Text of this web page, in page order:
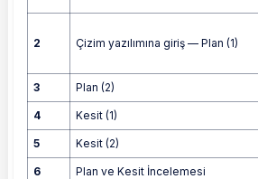
2 Çizim yazılımına giriş — Plan (1)
3 Plan (2)
4 Kesit (1)
5 Kesit (2)
6 Plan ve Kesit İncelemesi